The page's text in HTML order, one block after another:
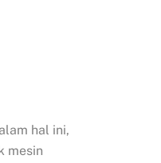
hal ini,
mesin